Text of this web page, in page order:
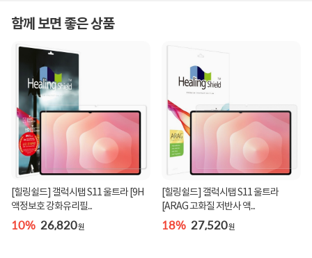
함께 보면 좋은 상품
[힐링쉴드] 갤럭시탭 S11 울트라 [9H
액정보호 강화유리필...
10% 26,820원
[힐링쉴드] 갤럭시탭 S11 울트라
[ARAG 고화질 저반사 액...
18% 27,520원